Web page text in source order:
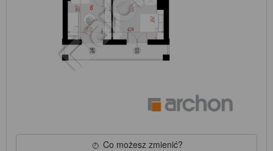
Co możesz zmienić?